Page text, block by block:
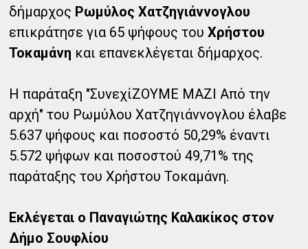
δήμαρχος Ρωμύλος Χατζηγιάννογλου
επικράτησε για 65 ψήφους τουΧρήστου
Τοκαμάνη και επανεκλέγεται δήμαρχος.
Η παράταξη "ΣυνεχίΖΟΥΜΕ ΜΑΖΙ Από την
αρχή" του Ρωμύλου Χατζηγιάννογλου έλαβε
5.637 ψήφους και ποσοστό 50,29% έναντι
5.572 ψήφων και ποσοστού 49,71% της
παράταξης του Χρήστου Τοκαμάνη.
Εκλέγεται ο Παναγιώτης Καλακίκος στον
Δήμο Σουφλίου